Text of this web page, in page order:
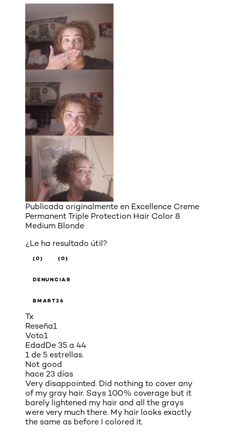
Publicada originalmente en Excellence Creme
Permanent Triple Protection Hair Color 8
Medium Blonde
¿Le ha resultado útil?
(0) (0)
DENUNCIAR
BMART26
Tx
Reseña1
Voto1
EdadDe 35 a 44
1 de 5 estrellas.
Not good
hace 23 días
Very disappointed. Did nothing to cover any
of my gray hair. Says 100% coverage but it
barely lightened my hair and all the grays
were very much there. My hair looks exactly
the same as before I colored it.